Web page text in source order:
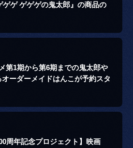
ゲゲ ゲゲゲの鬼太郎』の商品の
第1期から第6期までの鬼太郎や
ーダーメイドはんこが予約スタ
周年記念プロジェクト】映画